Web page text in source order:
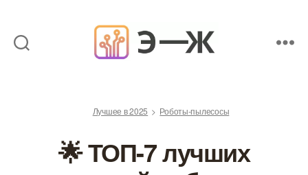
экспертов
Лучшее в 2025 Роботы-пылесосы
🌟 ТОП-7 лучших